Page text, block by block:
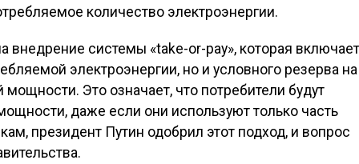
количество электроэнергии.
внедрение системы «take-or-pay», которая включает
электроэнергии, но и условного резерва на
Это означает, что потребители будут
даже если они используют только часть
президент Путин одобрил этот подход, и вопрос